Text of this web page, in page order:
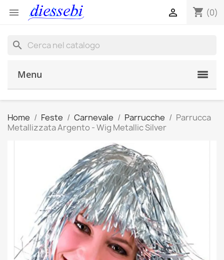
 shopping_cart (0)

search
Menu
Home Feste Carnevale Parrucche
Parrucca
Metallizzata Argento - Wig Metallic Silver